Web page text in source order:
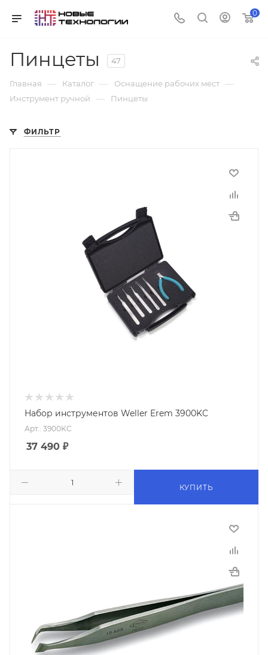
0
Пинцеты 47
Главная — Каталог — Оснащение рабочих мест —
Инструмент ручной — Пинцеты
ФИЛЬТР
Набор инструментов Weller Erem 3900KC
Арт.: 3900KC
37 490 ₽
КУПИТЬ